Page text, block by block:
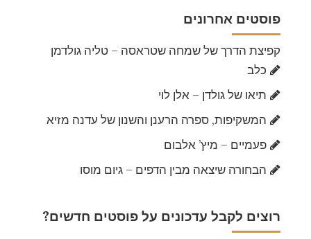
פוסטים אחרונים
קפיצת הדרך של שמחה שטראסה – טליה גולדמן
כלב
תיאו של גולדן – אלן לוי
המשקיפות, ספרה הרענן והשנון של עדנה מזיא
פעמיים – מיץ’ אלבום
הבחורה שיצאה מבין הדפים – גיום מוסו
?רוצים לקבל עדכונים על פוסטים חדשים